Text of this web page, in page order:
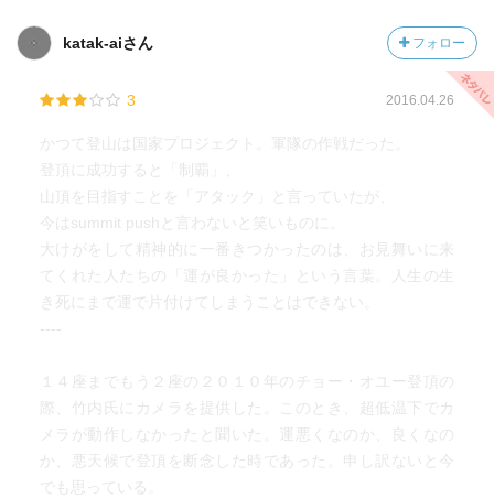
katak-aiさん フォロー
3 2016.04.26
かつて登山は国家プロジェクト。軍隊の作戦だった。
登頂に成功すると「制覇」、
山頂を目指すことを「アタック」と言っていたが、
今はsummit pushと言わないと笑いものに。
大けがをして精神的に一番きつかったのは、お見舞いに来
てくれた人たちの「運が良かった」という言葉。人生の生
き死にまで運で片付けてしまうことはできない。
----
１４座までもう２座の２０１０年のチョー・オユー登頂の
際、竹内氏にカメラを提供した。このとき、超低温下でカ
メラが動作しなかったと聞いた。運悪くなのか、良くなの
か、悪天候で登頂を断念した時であった。申し訳ないと今
でも思っている。